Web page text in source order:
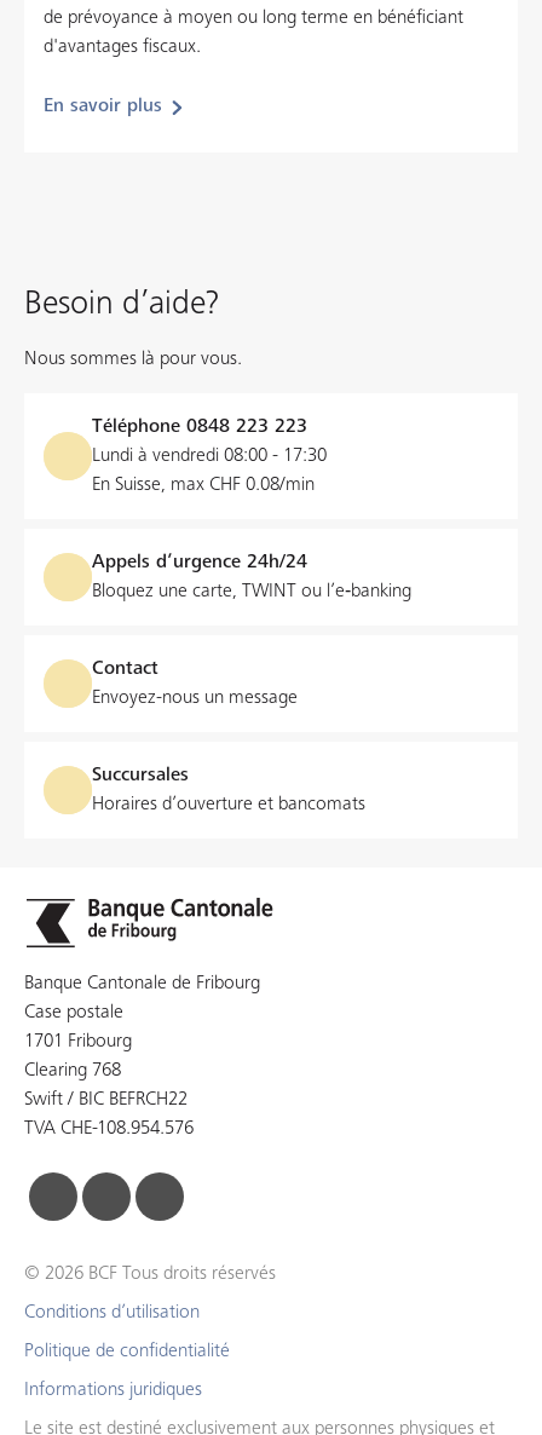
de prévoyance à moyen ou long terme en bénéficiant
d'avantages fiscaux.
En savoir plus
Besoin d’aide?
Nous sommes là pour vous.
Téléphone 0848 223 223
Lundi à vendredi 08:00 - 17:30
En Suisse, max CHF 0.08/min
Appels d’urgence 24h/24
Bloquez une carte, TWINT ou l’e‑banking
Contact
Envoyez-nous un message
Succursales
Horaires d’ouverture et bancomats
Banque Cantonale de Fribourg
Case postale
1701 Fribourg
Clearing 768
Swift / BIC BEFRCH22
TVA CHE-108.954.576
© 2026 BCF Tous droits réservés
Conditions d’utilisation
Politique de confidentialité
Informations juridiques
Le site est destiné exclusivement aux personnes physiques et